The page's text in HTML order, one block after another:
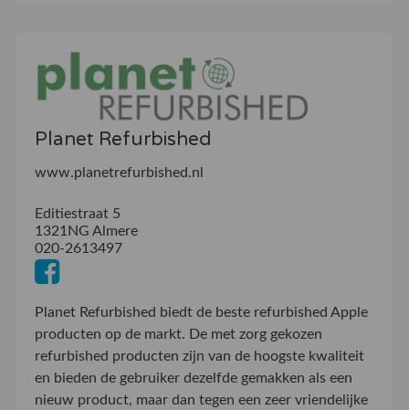
Planet Refurbished
www.planetrefurbished.nl
Editiestraat 5
1321NG Almere
020-2613497
Planet Refurbished biedt de beste refurbished Apple
producten op de markt. De met zorg gekozen
refurbished producten zijn van de hoogste kwaliteit
en bieden de gebruiker dezelfde gemakken als een
nieuw product, maar dan tegen een zeer vriendelijke